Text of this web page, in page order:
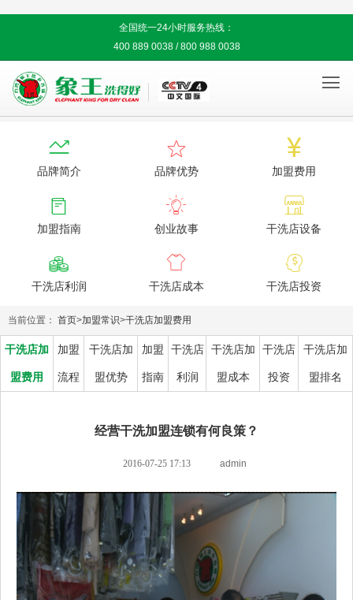
全国统一24小时服务热线：
400 889 0038 / 800 988 0038


品牌简介

品牌优势

加盟费用

加盟指南

创业故事

干洗店设备

干洗店利润

干洗店成本

干洗店投资
当前位置： 首页>加盟常识>干洗店加盟费用
干洗店加
盟费用
加盟
流程
干洗店加
盟优势
加盟
指南
干洗店
利润
干洗店加
盟成本
干洗店
投资
干洗店加
盟排名
经营干洗加盟连锁有何良策？
2016-07-25 17:13 admin